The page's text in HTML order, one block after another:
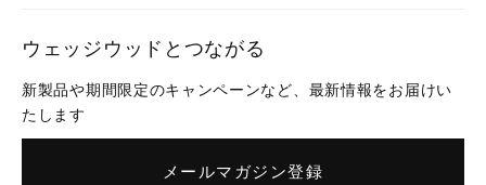
ウェッジウッドとつながる
新製品や期間限定のキャンペーンなど、最新情報をお届けい
たします
メールマガジン登録